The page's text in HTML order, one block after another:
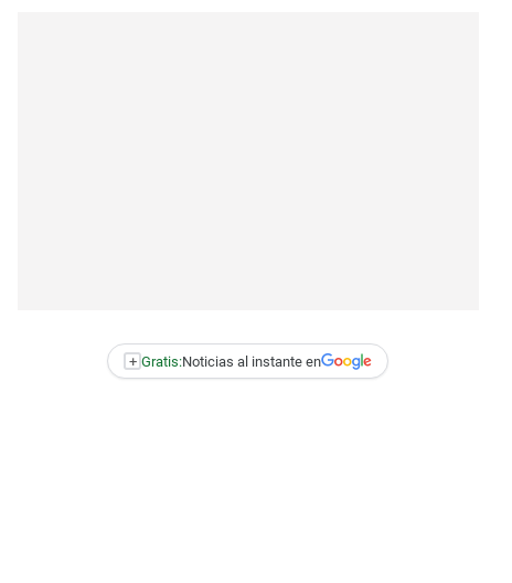
+ Gratis:Noticias al instante en